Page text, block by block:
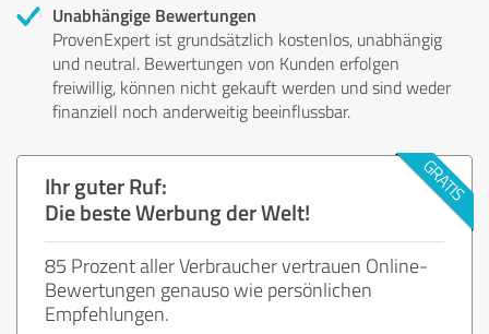
Unabhängige Bewertungen
ProvenExpert ist grundsätzlich kostenlos, unabhängig
und neutral. Bewertungen von Kunden erfolgen
freiwillig, können nicht gekauft werden und sind weder
finanziell noch anderweitig beeinflussbar.
Ihr guter Ruf:
Die beste Werbung der Welt!
85 Prozent aller Verbraucher vertrauen Online-
Bewertungen genauso wie persönlichen
Empfehlungen.